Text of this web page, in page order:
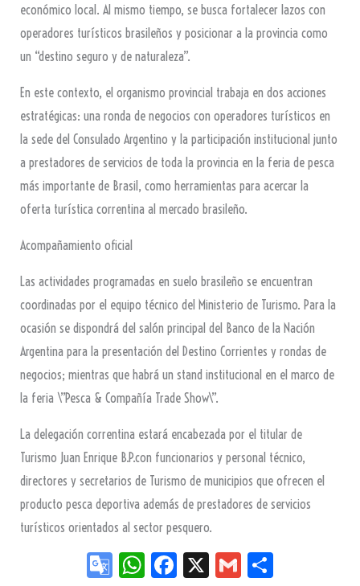
económico local. Al mismo tiempo, se busca fortalecer lazos con
operadores turísticos brasileños y posicionar a la provincia como
un “destino seguro y de naturaleza”.
En este contexto, el organismo provincial trabaja en dos acciones
estratégicas: una ronda de negocios con operadores turísticos en
la sede del Consulado Argentino y la participación institucional junto
a prestadores de servicios de toda la provincia en la feria de pesca
más importante de Brasil, como herramientas para acercar la
oferta turística correntina al mercado brasileño.
Acompañamiento oficial
Las actividades programadas en suelo brasileño se encuentran
coordinadas por el equipo técnico del Ministerio de Turismo. Para la
ocasión se dispondrá del salón principal del Banco de la Nación
Argentina para la presentación del Destino Corrientes y rondas de
negocios; mientras que habrá un stand institucional en el marco de
la feria \”Pesca & Compañía Trade Show\”.
La delegación correntina estará encabezada por el titular de
Turismo Juan Enrique B.P.con funcionarios y personal técnico,
directores y secretarios de Turismo de municipios que ofrecen el
producto pesca deportiva además de prestadores de servicios
turísticos orientados al sector pesquero.
Go W
Fa
X
G